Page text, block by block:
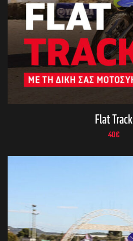
Flat Track
40€